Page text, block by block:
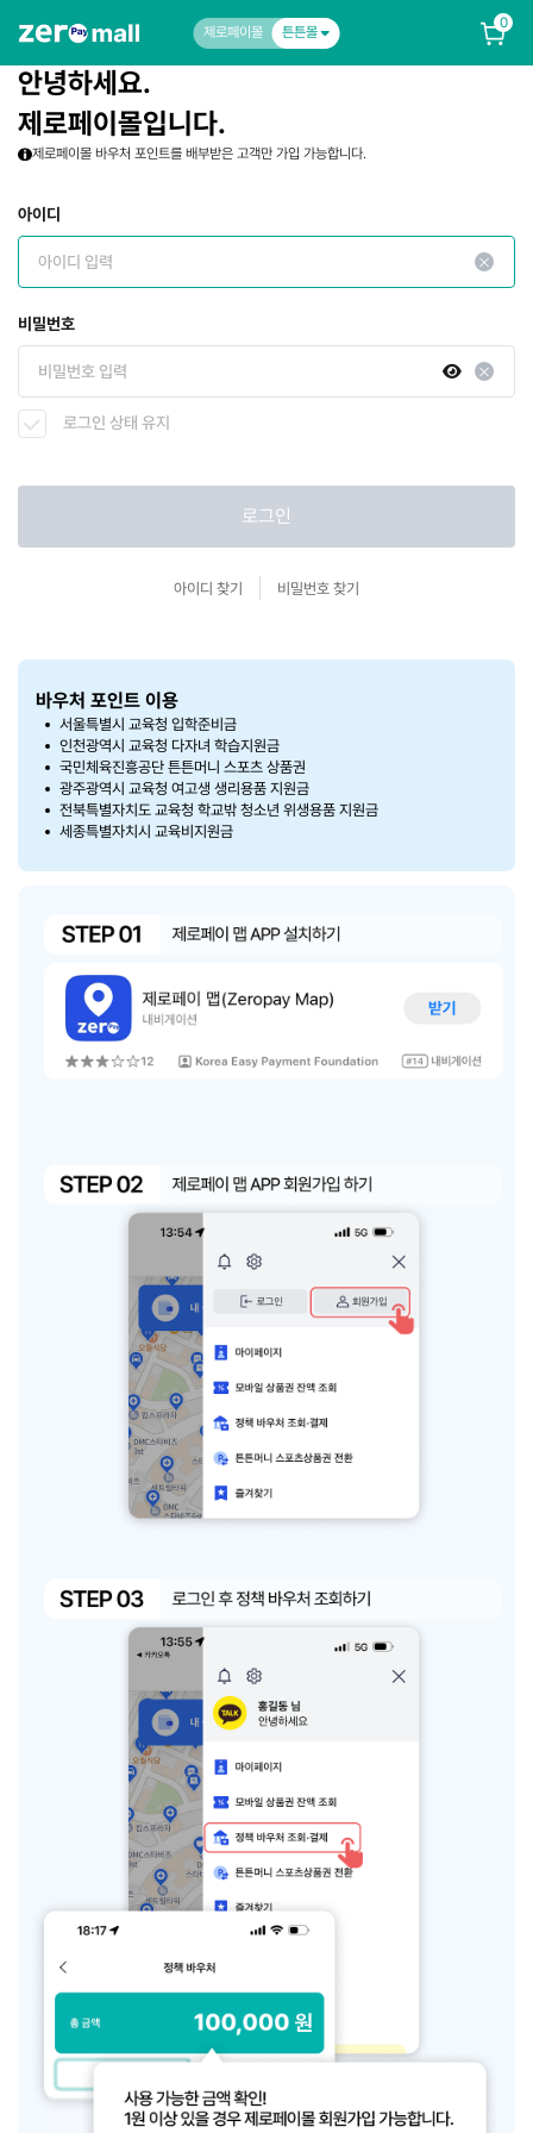
제로페이몰 튼튼몰
0
안녕하세요.
제로페이몰입니다.
제로페이몰 바우처 포인트를 배부받은 고객만 가입 가능합니다.
아이디
비밀번호
로그인 상태 유지
로그인
아이디 찾기 비밀번호 찾기
바우처 포인트 이용
서울특별시 교육청 입학준비금
인천광역시 교육청 다자녀 학습지원금
국민체육진흥공단 튼튼머니 스포츠 상품권
광주광역시 교육청 여고생 생리용품 지원금
전북특별자치도 교육청 학교밖 청소년 위생용품 지원금
세종특별자치시 교육비지원금